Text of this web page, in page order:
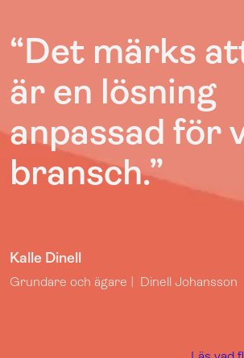
“Det märks
är en lösning
anpassad för
bransch.”
Kalle Dinell
Grundare och ägare | Dinell Johansson